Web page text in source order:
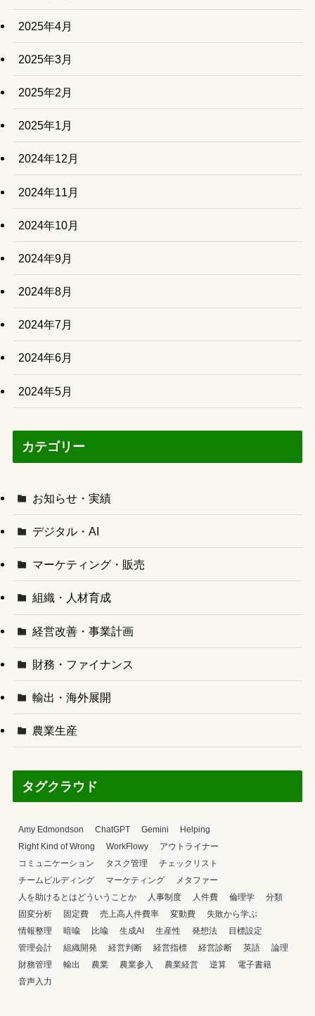
2025年4月
2025年3月
2025年2月
2025年1月
2024年12月
2024年11月
2024年10月
2024年9月
2024年8月
2024年7月
2024年6月
2024年5月
カテゴリー
お知らせ・実績
デジタル・AI
マーケティング・販売
組織・人材育成
経営改善・事業計画
財務・ファイナンス
輸出・海外展開
農業生産
タグクラウド
Amy Edmondson ChatGPT Gemini
Helping
Right Kind of Wrong
WorkFlowy
アウトライナー
コミュニケーション
タスク管理
チェックリスト
チームビルディング
マーケティング
メタファー
人を助けるとはどういうことか
人事制度 人件費 倫理学
分類
固変分析
固定費 売上高人件費率 変動費
失敗から学ぶ
情報整理
暗喩 比喩 生成AI 生産性 発想法
目標設定
管理会計
組織開発 経営判断 経営指標 経営診断 英語
論理
財務管理
輸出 農業 農業参入 農業経営 逆算
電子書籍
音声入力